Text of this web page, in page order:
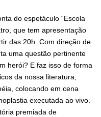
do espetáculo “Escola
que tem apresentação
das 20h. Com direção de
uma questão pertinente
herói? E faz isso de forma
da nossa literatura,
colocando em cena
executada ao vivo.
premiada de